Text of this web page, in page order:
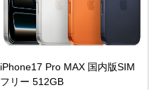
iPhone17 Pro MAX 国内版SIM
フリー 512GB